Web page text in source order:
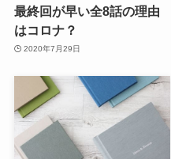
最終回が早い全8話の理由
はコロナ？
2020年7月29日